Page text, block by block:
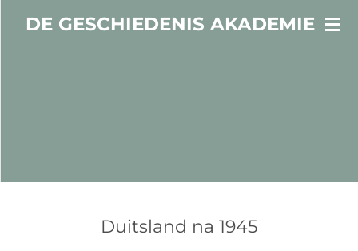
DE GESCHIEDENIS AKADEMIE
Duitsland na 1945